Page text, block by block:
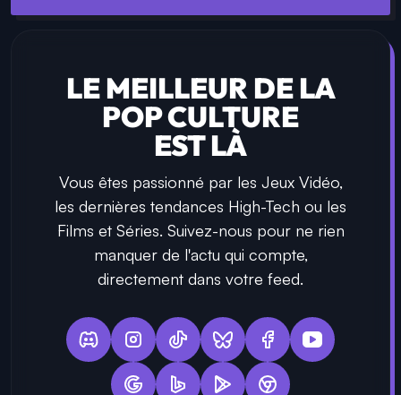
LE MEILLEUR DE LA
POP CULTURE
EST LÀ
Vous êtes passionné par les Jeux Vidéo,
les dernières tendances High-Tech ou les
Films et Séries. Suivez-nous pour ne rien
manquer de l'actu qui compte,
directement dans votre feed.